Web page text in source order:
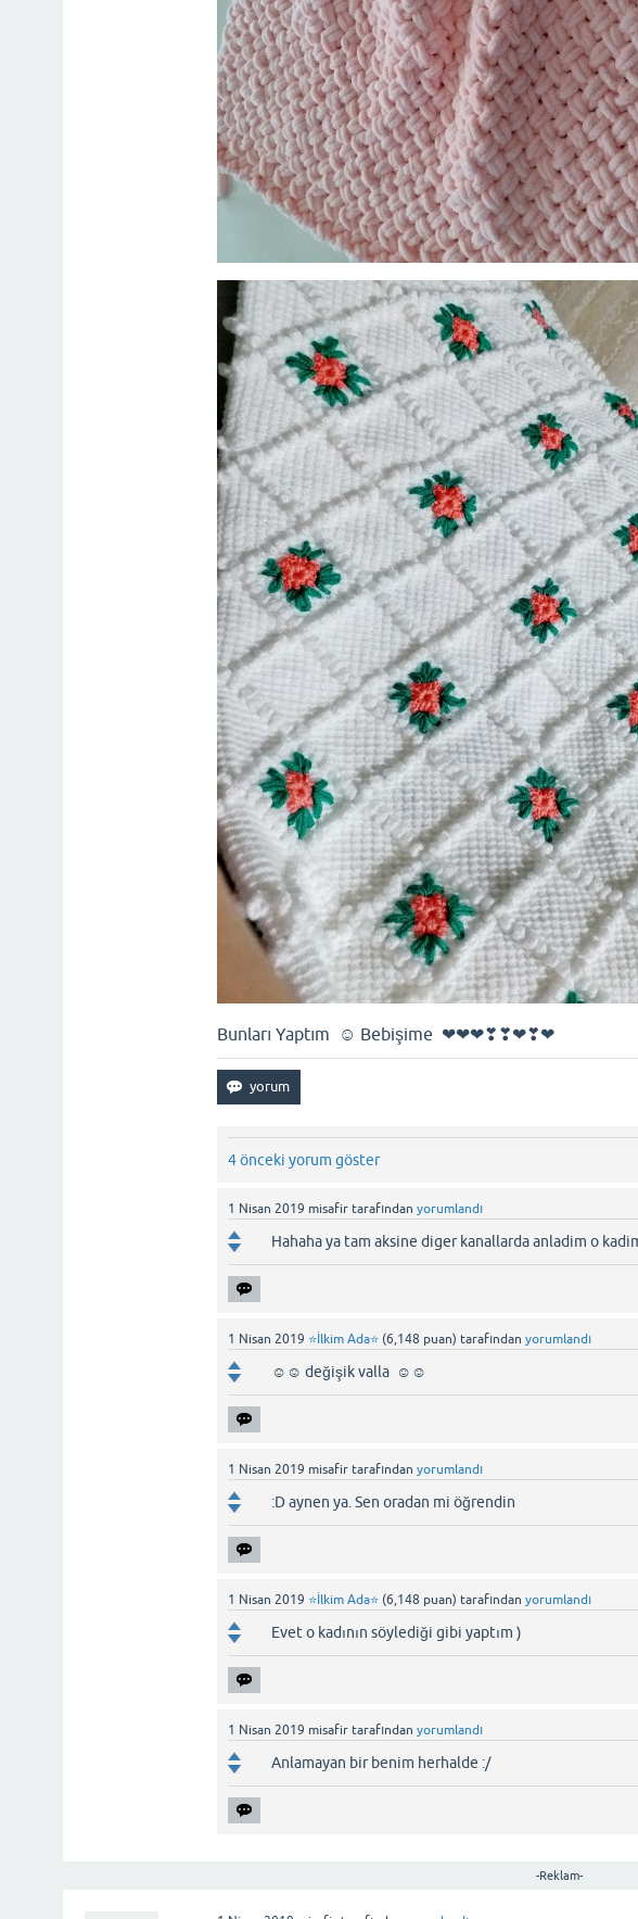
Bunları Yaptım ☺ Bebişime ❤❤❤❣❣❤❣❤
4 önceki yorum göster
1 Nisan 2019 misafir tarafından yorumlandı
Hahaha ya tam aksine diger kanallarda anladim o
1 Nisan 2019 ⭐İlkim Ada⭐ (6,148 puan) tarafından yorumlandı
☺☺ değişik valla ☺☺
1 Nisan 2019 misafir tarafından yorumlandı
:D aynen ya. Sen oradan mi öğrendin
1 Nisan 2019 ⭐İlkim Ada⭐ (6,148 puan) tarafından yorumlandı
Evet o kadının söylediği gibi yaptım )
1 Nisan 2019 misafir tarafından yorumlandı
Anlamayan bir benim herhalde :/
-Reklam-